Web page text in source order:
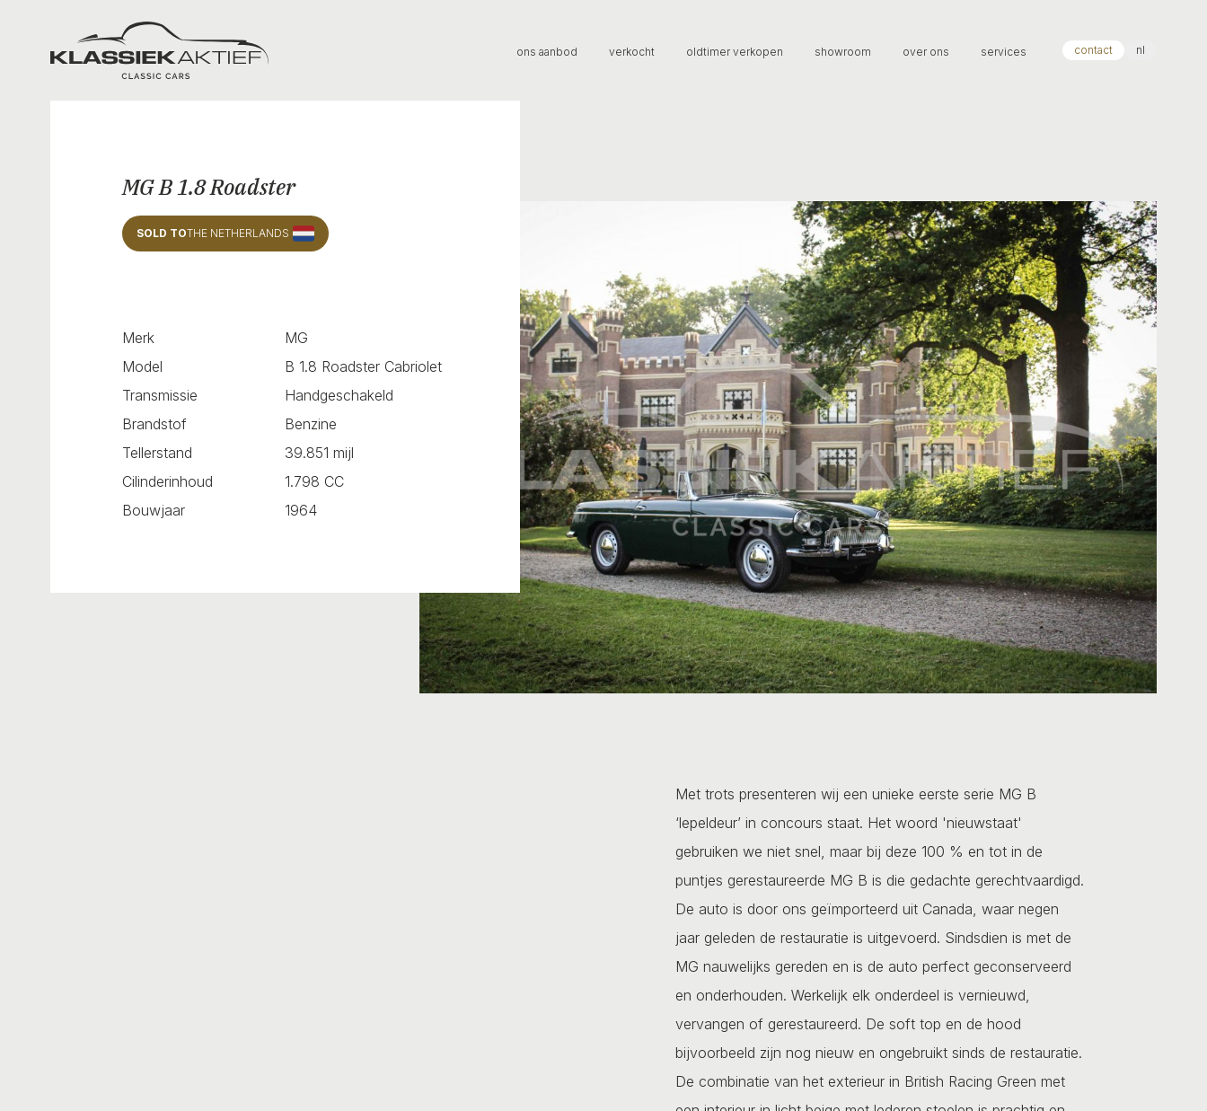
Klassiek Aktief
ons aanbod verkocht oldtimer verkopen showroom over ons services contact nl
MG B 1.8 Roadster
SOLD TOTHE NETHERLANDS
Merk
MG
Model
B 1.8 Roadster Cabriolet
Transmissie
Handgeschakeld
Brandstof
Benzine
Tellerstand
39.851 mijl
Cilinderinhoud
1.798 CC
Bouwjaar
1964
Met trots presenteren wij een unieke eerste serie MG B
‘lepeldeur’ in concours staat. Het woord 'nieuwstaat'
gebruiken we niet snel, maar bij deze 100 % en tot in de
puntjes gerestaureerde MG B is die gedachte gerechtvaardigd.
De auto is door ons geïmporteerd uit Canada, waar negen
jaar geleden de restauratie is uitgevoerd. Sindsdien is met de
MG nauwelijks gereden en is de auto perfect geconserveerd
en onderhouden. Werkelijk elk onderdeel is vernieuwd,
vervangen of gerestaureerd. De soft top en de hood
bijvoorbeeld zijn nog nieuw en ongebruikt sinds de restauratie.
De combinatie van het exterieur in British Racing Green met